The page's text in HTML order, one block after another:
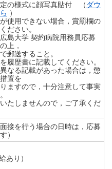
の様式に顔写真貼付 （ ダウ
）
使用できない場合，賞罰欄の
ださい。
島大学 契約病院用務員応募
上，
送すること。
歴書に記載してください。
なる記載があった場合は，懲
置を
すので，十分注意して事実
たしませんので，ご了承くだ
接を行う場合の日時は，応募
）
あり）